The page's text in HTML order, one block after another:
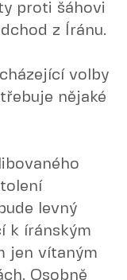
proti šáhovi
z Íránu.
volby
nějaké
levný
k íránským
jen vítaným
Osobně